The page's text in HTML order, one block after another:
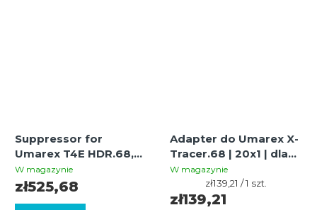
Suppressor for
Umarex T4E HDR.68,
cal. .68, 20x1 thread,
20 cm length
W magazynie
zł525,68
Adapter do Umarex X-
Tracer.68 | 20x1 | dla
HDR.68
W magazynie
zł139,21
Cena
jednostkowa:
zł139,21 / 1 szt.